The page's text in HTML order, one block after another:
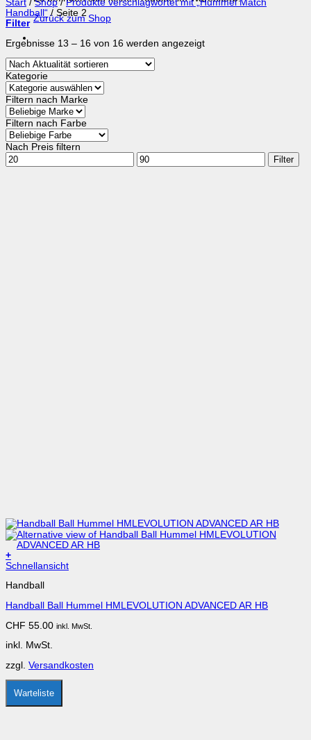
Zurück zum Shop
Start / Shop / Produkte verschlagwortet mit „Hummel Match
Handball“ / Seite 2
Filter
Ergebnisse 13 – 16 von 16 werden angezeigtNach
Kategorie
Filtern nach Marke
Filtern nach Farbe
Nach Preis filtern
Min.
Preis
Max.
Preis
Filter
+
Dieses
weist
Varianten
Die
können
der
Produktseite
gewählt
Schnellansicht
Handball
Handball Ball Hummel HMLEVOLUTION ADVANCED AR HB
CHF 55.00 inkl. MwSt.
inkl. MwSt.
zzgl. Versandkosten
Warteliste